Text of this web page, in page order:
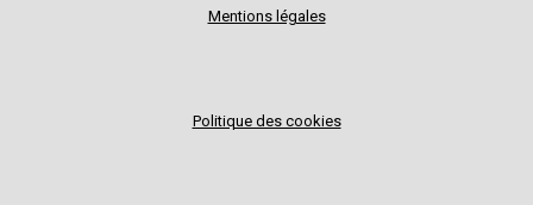
Mentions légales
Politique des cookies